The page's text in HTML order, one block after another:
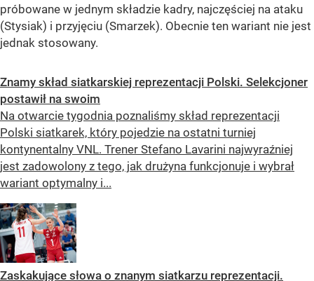
próbowane w jednym składzie kadry, najczęściej na ataku
(Stysiak) i przyjęciu (Smarzek). Obecnie ten wariant nie jest
jednak stosowany.
Znamy skład siatkarskiej reprezentacji Polski. Selekcjoner
postawił na swoim
Na otwarcie tygodnia poznaliśmy skład reprezentacji
Polski siatkarek, który pojedzie na ostatni turniej
kontynentalny VNL. Trener Stefano Lavarini najwyraźniej
jest zadowolony z tego, jak drużyna funkcjonuje i wybrał
wariant optymalny i...
Zaskakujące słowa o znanym siatkarzu reprezentacji.